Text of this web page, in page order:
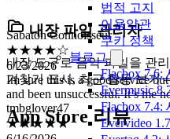
법적 고지
이용약관
쿠키 정책
블로그
Flacbox
Evermusic
Flacbox 7.4:
Evervideo
내장 파일 관리자
내장 도구로 음악 파일을 관
겨찾기 표시, 최근 활동 보기
App Store 리뷰
Sabaton Connoisseur
★★★★☆
6/23/2026
Im sure this is a good service
and been unsuccessful. It’s me
tmbglover47
★★★★★
6/16/2026
really good for spotify local